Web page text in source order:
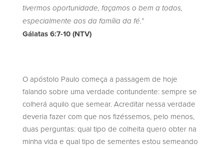
tivermos oportunidade, façamos o bem a todos,
especialmente aos da família da fé.”
‭‭Gálatas‬ ‭6‬:‭7‬-‭10‬ ‭(NTV‬‬)
O apóstolo Paulo começa a passagem de hoje
falando sobre uma verdade contundente: sempre se
colherá aquilo que semear. Acreditar nessa verdade
deveria fazer com que nos fizéssemos, pelo menos,
duas perguntas: qual tipo de colheita quero obter na
minha vida e qual tipo de sementes estou semeando